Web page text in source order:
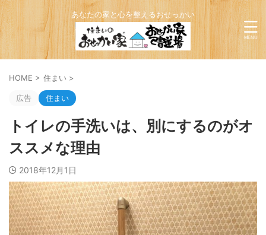
あなたの家と心を整えるおせっかい
HOME > 住まい >
広告 住まい
トイレの手洗いは、別にするのがオ
ススメな理由
2018年12月1日